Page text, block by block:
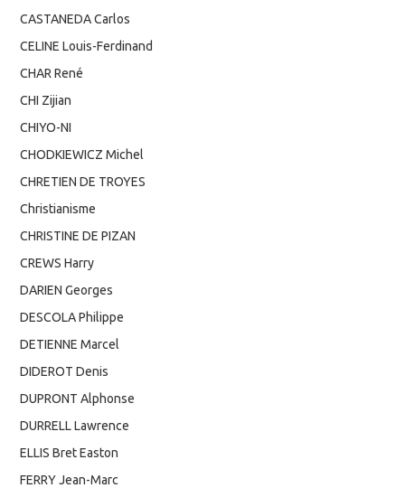
CASTANEDA Carlos
CELINE Louis-Ferdinand
CHAR René
CHI Zijian
CHIYO-NI
CHODKIEWICZ Michel
CHRETIEN DE TROYES
Christianisme
CHRISTINE DE PIZAN
CREWS Harry
DARIEN Georges
DESCOLA Philippe
DETIENNE Marcel
DIDEROT Denis
DUPRONT Alphonse
DURRELL Lawrence
ELLIS Bret Easton
FERRY Jean-Marc